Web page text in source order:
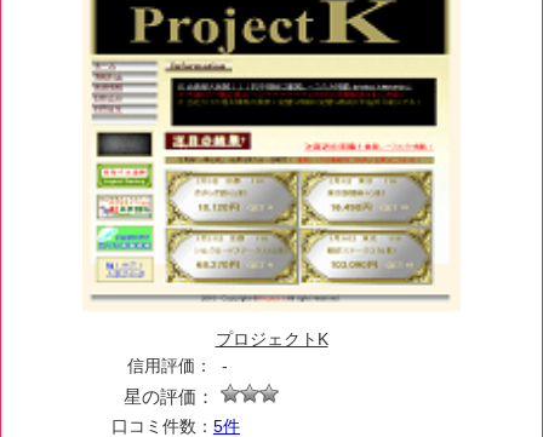
プロジェクトK
信用評価：
-
星の評価：
口コミ件数： 5件